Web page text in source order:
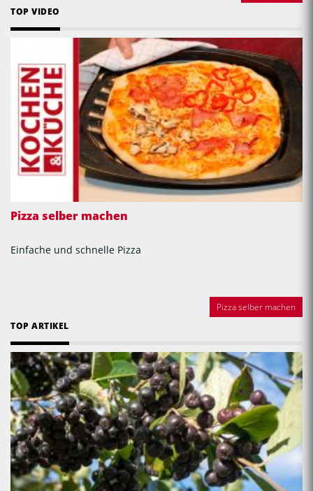
TOP VIDEO
Pizza selber machen
Einfache und schnelle Pizza
Pizza selber machen
TOP ARTIKEL